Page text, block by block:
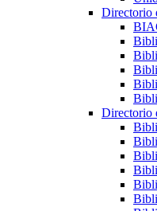
Directorio
Directorio